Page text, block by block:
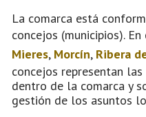
La comarca está
concejos (municipios).
Mieres, Morcín, Ribera
concejos representan
dentro de la comarca y
gestión de los asuntos